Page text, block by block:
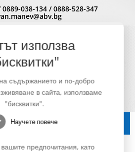
0889-038-134 /0888-528-347
използва
съдържанието и по-добро
в сайта, използваме
"бисквитки".
Научете повече
предпочитания, като